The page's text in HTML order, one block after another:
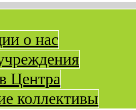
о нас
Центра
коллективы